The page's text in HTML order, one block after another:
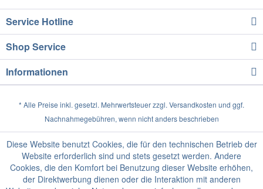
Service Hotline
Shop Service
Informationen
* Alle Preise inkl. gesetzl. Mehrwertsteuer zzgl. Versandkosten und ggf.
Nachnahmegebühren, wenn nicht anders beschrieben
Diese Website benutzt Cookies, die für den technischen Betrieb der
Website erforderlich sind und stets gesetzt werden. Andere
Cookies, die den Komfort bei Benutzung dieser Website erhöhen,
der Direktwerbung dienen oder die Interaktion mit anderen